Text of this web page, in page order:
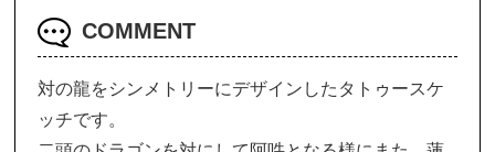
COMMENT
対の龍をシンメトリーにデザインしたタトゥースケ
ッチです。